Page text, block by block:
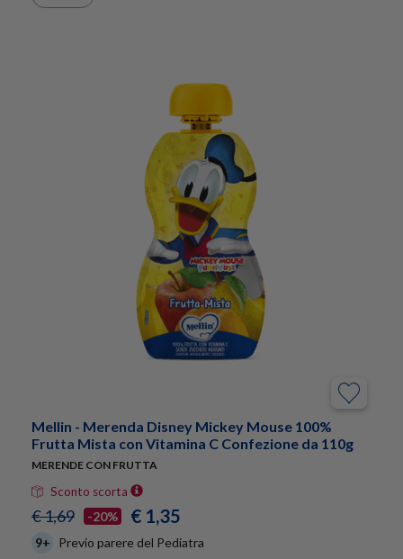
Mellin - Merenda Disney Mickey Mouse 100%
Frutta Mista con Vitamina C Confezione da 110g
MERENDE CON FRUTTA
Sconto scorta
€ 1,69 -20% € 1,35
9+ Previo parere del Pediatra